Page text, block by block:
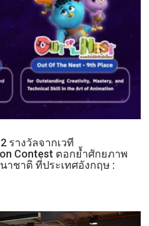
รางวัลจากเวที
Contest ตอกย้ำศักยภาพ
าชาติ ที่ประเทศอังกฤษ :